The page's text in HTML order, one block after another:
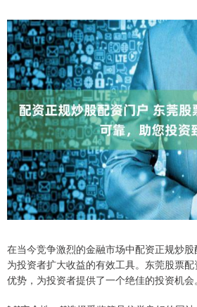
在当今竞争激烈的金融市场中配资正规炒
为投资者扩大收益的有效工具。东莞股票
优势，为投资者提供了一个绝佳的投资机会。